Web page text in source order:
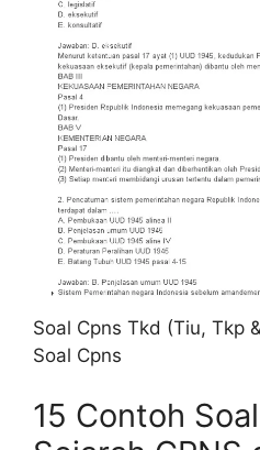
Soal Cpns Tkd (Tiu, Tkp
Soal Cpns
15 Contoh